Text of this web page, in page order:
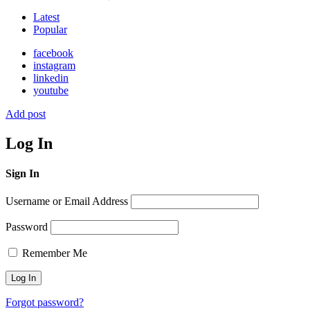
Latest
Popular
facebook
instagram
linkedin
youtube
Add post
Log In
Sign In
Username or Email Address
Password
Remember Me
Forgot password?